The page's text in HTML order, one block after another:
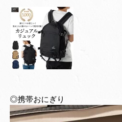
◎携帯おにぎり